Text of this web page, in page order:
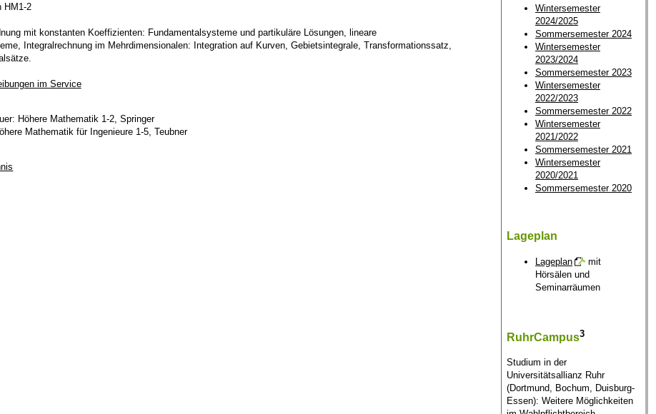
HM1-2
mit konstanten Koeffizienten: Fundamentalsysteme und partikuläre Lösungen, lineare
Integralrechnung im Mehrdimensionalen: Integration auf Kurven, Gebietsintegrale, Transformationssatz,
im Service
Höhere Mathematik 1-2, Springer
Mathematik für Ingenieure 1-5, Teubner
Wintersemester
2024/2025
Sommersemester 2024
Wintersemester
2023/2024
Sommersemester 2023
Wintersemester
2022/2023
Sommersemester 2022
Wintersemester
2021/2022
Sommersemester 2021
Wintersemester
2020/2021
Sommersemester 2020
Lageplan
Lageplan
mit
Hörsälen und
Seminarräumen
RuhrCampus3
Studium in der
Universitätsallianz Ruhr
(Dortmund, Bochum, Duisburg-
Essen): Weitere Möglichkeiten